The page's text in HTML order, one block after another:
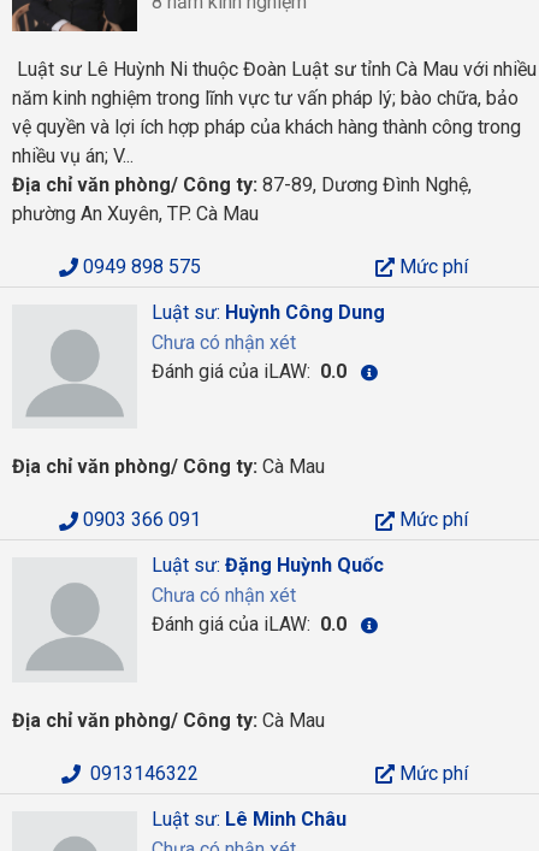
Luật sư Lê Huỳnh Ni thuộc Đoàn Luật sư tỉnh Cà Mau với nhiều
năm kinh nghiệm trong lĩnh vực tư vấn pháp lý; bào chữa, bảo
vệ quyền và lợi ích hợp pháp của khách hàng thành công trong
nhiều vụ án; V...
Địa chỉ văn phòng/ Công ty: 87-89, Dương Đình Nghệ,
phường An Xuyên, TP. Cà Mau
0949 898 575
Mức phí
Luật sư: Huỳnh Công Dung
Chưa có nhận xét
Đánh giá của iLAW: 0.0
Địa chỉ văn phòng/ Công ty: Cà Mau
0903 366 091
Mức phí
Luật sư: Đặng Huỳnh Quốc
Chưa có nhận xét
Đánh giá của iLAW: 0.0
Địa chỉ văn phòng/ Công ty: Cà Mau
0913146322
Mức phí
Luật sư: Lê Minh Châu